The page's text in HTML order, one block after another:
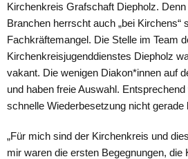
Kirchenkreis Grafschaft Diepholz.
Branchen herrscht auch „bei Kirchens“
Fachkräftemangel. Die Stelle im Team
Kirchenkreisjugenddienstes Diepholz
vakant. Die wenigen Diakon*innen auf
und haben freie Auswahl.
schnelle Wiederbesetzung nicht gerade
„Für mich sind der Kirchenkreis und
mir waren die ersten Begegnungen, die